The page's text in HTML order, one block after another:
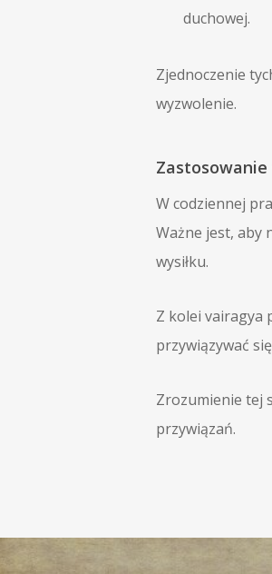
duchowej.
Zjednoczenie
wyzwolenie.
W codziennej
Ważne jest, aby
wysiłku.
Z kolei vairagya
przywiązywać
Zrozumienie tej
przywiązań.